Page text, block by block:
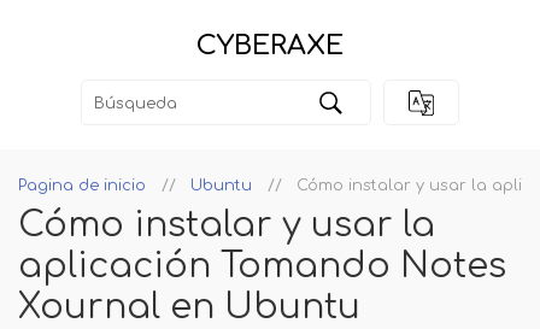
CYBERAXE
Pagina de inicio Ubuntu Cómo instalar y usar la
Cómo instalar y usar la
aplicación Tomando Notes
Xournal en Ubuntu